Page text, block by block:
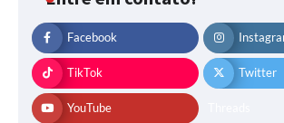
Facebook
TikTok Twitter
YouTube